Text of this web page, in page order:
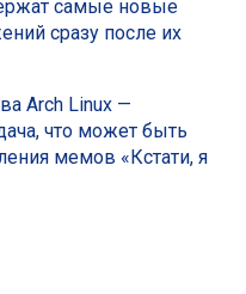
самые новые
сразу после их
Arch Linux —
что может быть
мемов «Кстати, я